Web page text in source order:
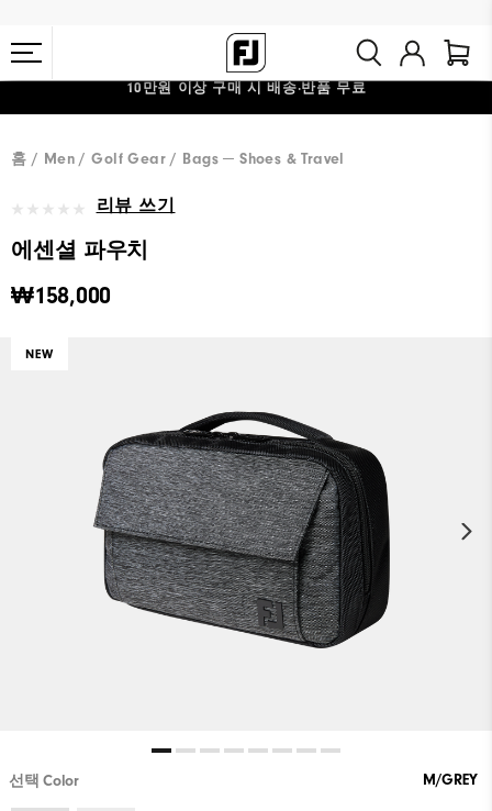
10만원 이상 구매 시 배송·반품 무료
홈 Men Golf Gear Bags ─ Shoes & Travel
리뷰 쓰기
에센셜 파우치
₩158,000
NEW
선택 Color M/GREY